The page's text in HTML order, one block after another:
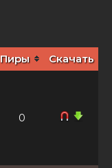
Пиры Скачать
0